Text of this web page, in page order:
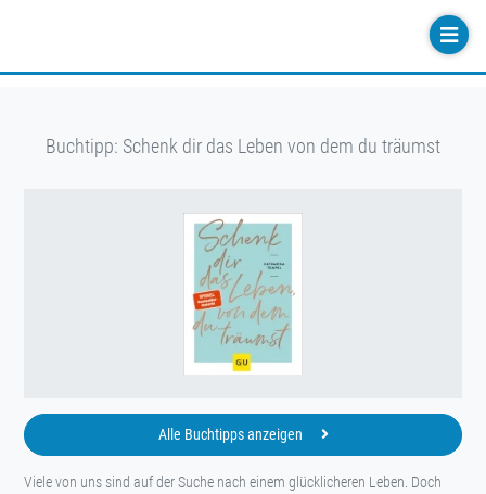
Buchtipp: Schenk dir das Leben von dem du träumst
Alle Buchtipps anzeigen
Viele von uns sind auf der Suche nach einem glücklicheren Leben. Doch